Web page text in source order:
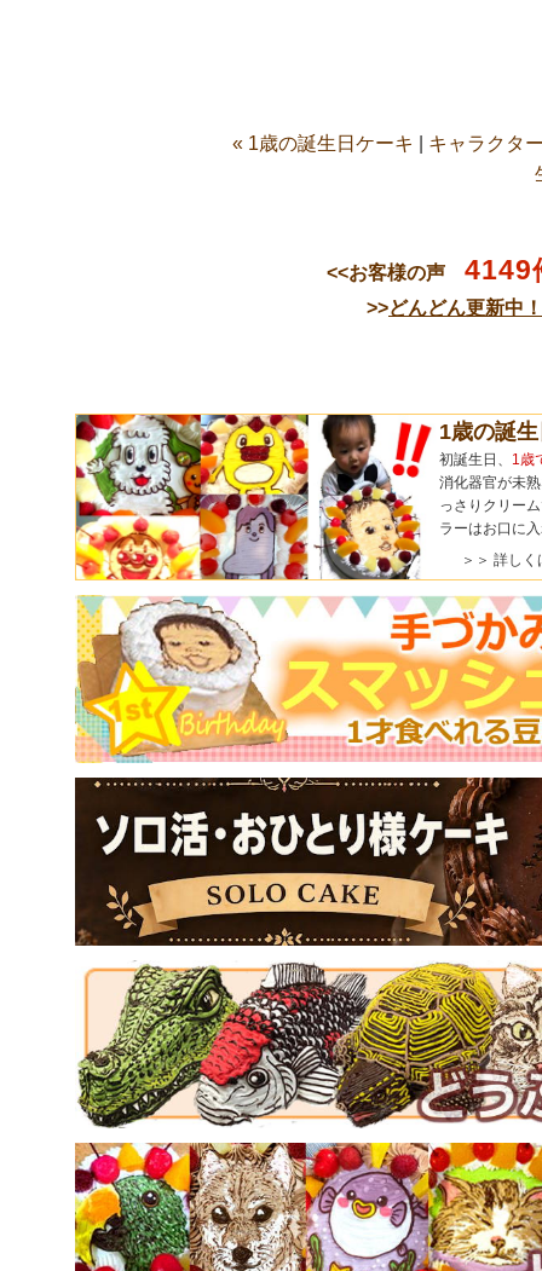
« 1歳の誕生日ケーキ
キャラクタ
<<お客様の声 4149
>>どんどん更新中
1歳の誕
初誕生日、 1歳
消化器官が未
っさりクリー
ラーはお口に
＞＞ 詳しく